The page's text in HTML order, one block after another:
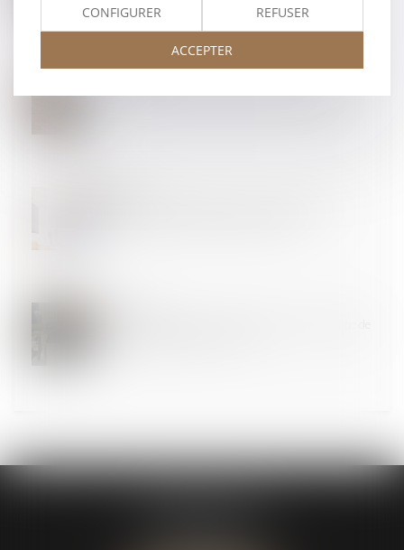
La fixation et la révision du loyer commercial
CONFIGURER REFUSER
ACCEPTER